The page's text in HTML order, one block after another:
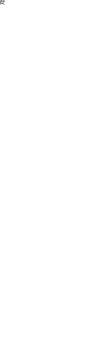
資料。
的特定使用指
詢其他使用者的
資料時，請務必
帳號、密碼或個
必記得登出帳戶
資料。